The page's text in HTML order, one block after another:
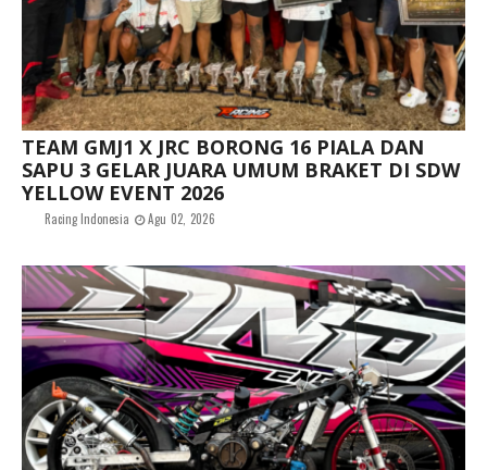
TEAM GMJ1 X JRC BORONG 16 PIALA DAN
SAPU 3 GELAR JUARA UMUM BRAKET DI SDW
YELLOW EVENT 2026
Racing Indonesia Agu 02, 2026